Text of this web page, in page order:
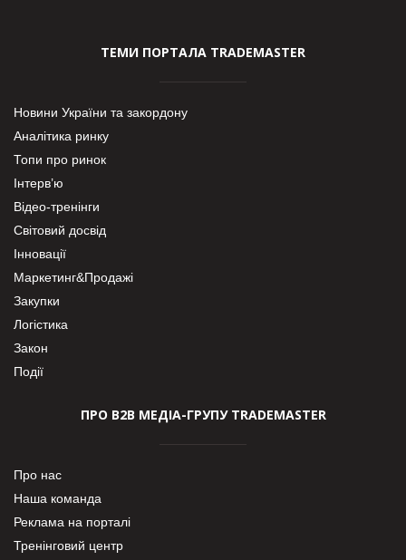
ТЕМИ ПОРТАЛА TRADEMASTER
Новини України та закордону
Аналітика ринку
Топи про ринок
Інтерв’ю
Відео-тренінги
Світовий досвід
Інновації
Маркетинг&Продажі
Закупки
Логістика
Закон
Події
ПРО В2В МЕДІА-ГРУПУ TRADEMASTER
Про нас
Наша команда
Реклама на порталі
Тренінговий центр